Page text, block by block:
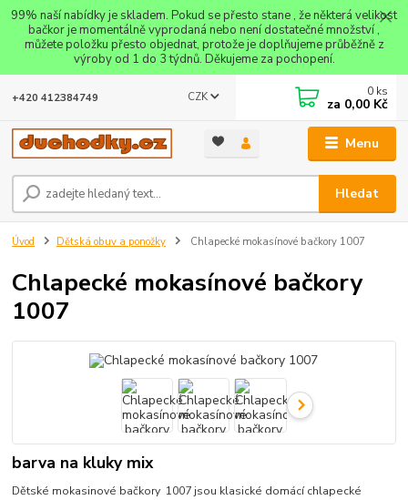
99% naší nabídky je skladem. Pokud se přesto stane , že některá velikost
bačkor je momentálně vyprodaná nebo není dostatečné množství ,
můžete položku přesto objednat, protože je doplňujeme průběžně z
výroby od 1 do 3 týdnů. Děkujeme za pochopení.
Menu
CZK
Hledat
+420 412384749 0 ks
za 0,00 Kč
Úvod Dětská obuv a ponožky Chlapecké mokasínové bačkory 1007
Chlapecké mokasínové bačkory
1007
barva na kluky mix
Dětské mokasinové bačkory 1007 jsou klasické domácí chlapecké